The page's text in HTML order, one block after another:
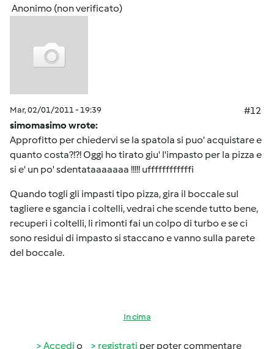
Anonimo (non verificato)
Mar, 02/01/2011 - 19:39
#12
simomasimo wrote:
Approfitto per chiedervi se la spatola si puo' acquistare e
quanto costa?!?! Oggi ho tirato giu' l'impasto per la pizza e
si e' un po' sdentataaaaaaa !!!!! uffffffffffffi
Quando togli gli impasti tipo pizza, gira il boccale sul
tagliere e sgancia i coltelli, vedrai che scende tutto bene,
recuperi i coltelli, li rimonti fai un colpo di turbo e se ci
sono residui di impasto si staccano e vanno sulla parete
del boccale.
In cima
Accedi o registrati per poter commentare